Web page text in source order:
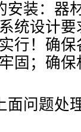
安装：器
统设计
行！确
固；确
面问题处